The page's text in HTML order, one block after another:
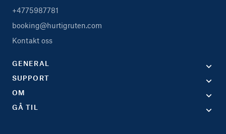
+4775987781
booking@hurtigruten.com
Kontakt oss
GENERAL
SUPPORT
OM
GÅ TIL